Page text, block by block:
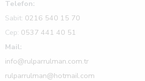
Telefon:
Sabit: 0216 540 15 70
Cep: 0537 441 40 51
Mail:
info@rulparrulman.com.tr
rulparrulman@hotmail.com